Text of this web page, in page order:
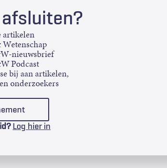
artikelen
nieuwsbrief
Podcast
bij aan artikelen,
onderzoekers
Log hier in